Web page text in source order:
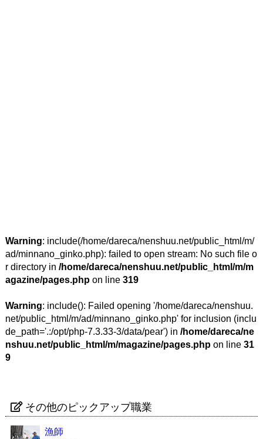
Warning: include(/home/dareca/nenshuu.net/public_html/m/
ad/minnano_ginko.php): failed to open stream: No such file o
r directory in /home/dareca/nenshuu.net/public_html/m/m
agazine/pages.phpon line 319
Warning: include(): Failed opening '/home/dareca/nenshuu.
net/public_html/m/ad/minnano_ginko.php' for inclusion (inclu
de_path='.:/opt/php-7.3.33-3/data/pear') in /home/dareca/ne
nshuu.net/public_html/m/magazine/pages.phpon line 31
9
その他のピックアップ職業
漁師